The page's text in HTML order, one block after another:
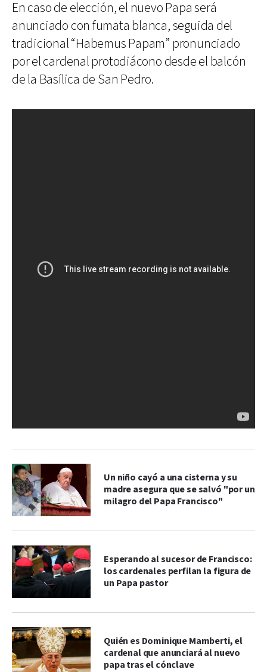
En caso de elección, el nuevo Papa será
anunciado con fumata blanca, seguida del
tradicional “Habemus Papam” pronunciado
por el cardenal protodiácono desde el balcón
de la Basílica de San Pedro.
Un niño cayó a una cisterna y su
madre asegura que se salvó "por un
milagro del Papa Francisco"
Esperando al sucesor de Francisco:
los cardenales perfilan la figura de
un Papa pastor
Quién es Dominique Mamberti, el
cardenal que anunciará al nuevo
papa tras el cónclave